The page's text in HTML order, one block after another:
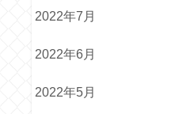
2022年7月
2022年6月
2022年5月